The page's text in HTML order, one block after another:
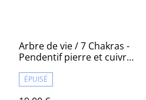
Arbre de vie / 7 Chakras -
Pendentif pierre et cuivre
ÉPUISÉ